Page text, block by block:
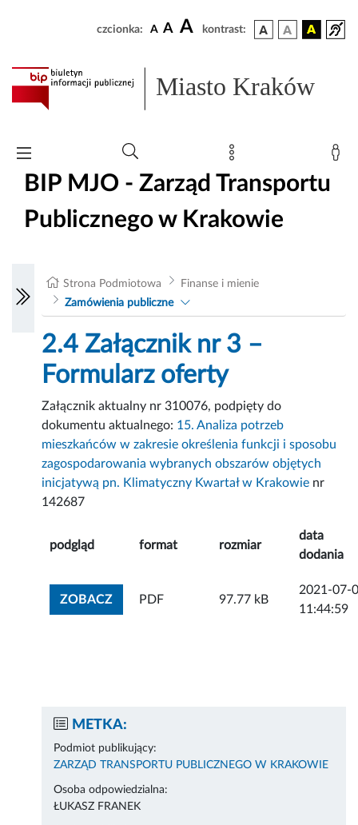
czcionka: A A A kontrast:
Miasto Kraków
BIP MJO - Zarząd Transportu
Publicznego w Krakowie
Strona Podmiotowa
Finanse i mienie
Zamówienia publiczne
2.4 Załącznik nr 3 –
Formularz oferty
Załącznik aktualny nr 310076, podpięty do
dokumentu aktualnego: 15. Analiza potrzeb
mieszkańców w zakresie określenia funkcji i sposobu
zagospodarowania wybranych obszarów objętych
inicjatywą pn. Klimatyczny Kwartał w Krakowie nr
142687
podgląd format rozmiar
data
dodania
ZOBACZZOBACZ ZAŁĄCZNIK
PDF 97.77 kB
2021-07-
11:44:59
METKA:
Podmiot publikujący:
ZARZĄD TRANSPORTU PUBLICZNEGO W KRAKOWIE
Osoba odpowiedzialna:
ŁUKASZ FRANEK